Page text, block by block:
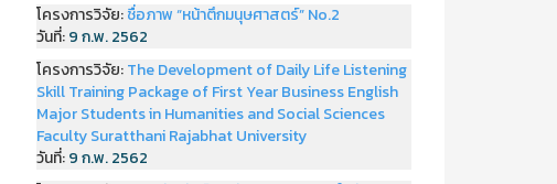
โครงการวิจัย:ชื่อภาพ “หน้าตึกมนุษศาสตร์” No.2
วันที่:9 ก.พ. 2562
โครงการวิจัย:The Development of Daily Life Listening
Skill Training Package of First Year Business English
Major Students in Humanities and Social Sciences
Faculty Suratthani Rajabhat University
วันที่:9 ก.พ. 2562